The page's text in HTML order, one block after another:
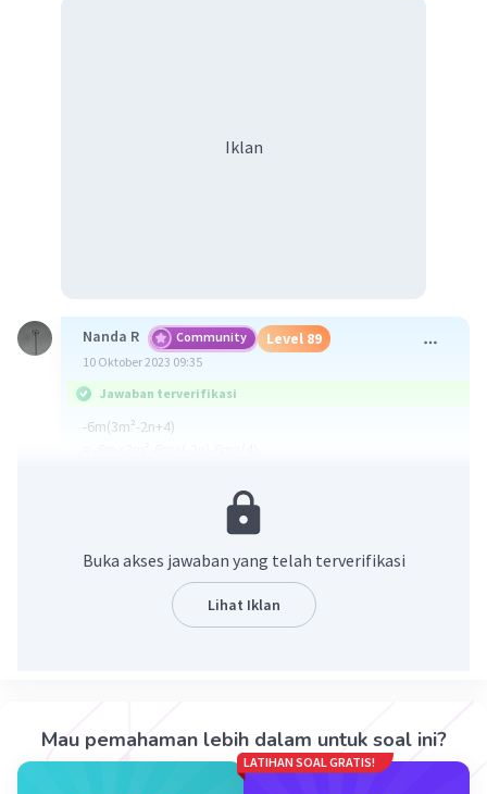
Iklan
Nanda R Community Level 89
10 Oktober 2023 09:35
Jawaban terverifikasi
-6m(3m²-2n+4)
Buka akses jawaban yang telah terverifikasi
Lihat Iklan
Mau pemahaman lebih dalam untuk soal ini?
LATIHAN SOAL GRATIS!